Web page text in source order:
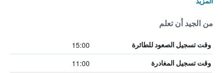
من الجيد أن تعلم
وقت تسجيل الصعود للطائرة 15:00
وقت تسجيل المغادرة 11:00